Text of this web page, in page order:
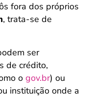
fora dos próprios
, trata-se de
ser
de crédito,
o gov.br) ou
instituição onde a